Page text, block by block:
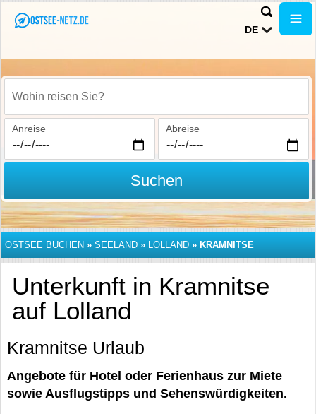
DE
Wohin reisen Sie?
Anreise Abreise
Suchen
OSTSEE BUCHEN » SEELAND » LOLLAND » KRAMNITSE
Unterkunft in Kramnitse
auf Lolland
Kramnitse Urlaub
Angebote für Hotel oder Ferienhaus zur Miete
sowie Ausflugstipps und Sehenswürdigkeiten.